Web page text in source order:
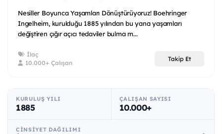
Nesiller Boyunca Yaşamları Dönüştürüyoruz! Boehringer
Ingelheim, kurulduğu 1885 yılından bu yana yaşamları
değiştiren çığır açıcı tedaviler bulma m...
İlaç
10.000+ Çalışan
Takip Et
KURULUŞ YILI
1885
ÇALIŞAN SAYISI
10.000+
CINSIYET DAĞILIMI